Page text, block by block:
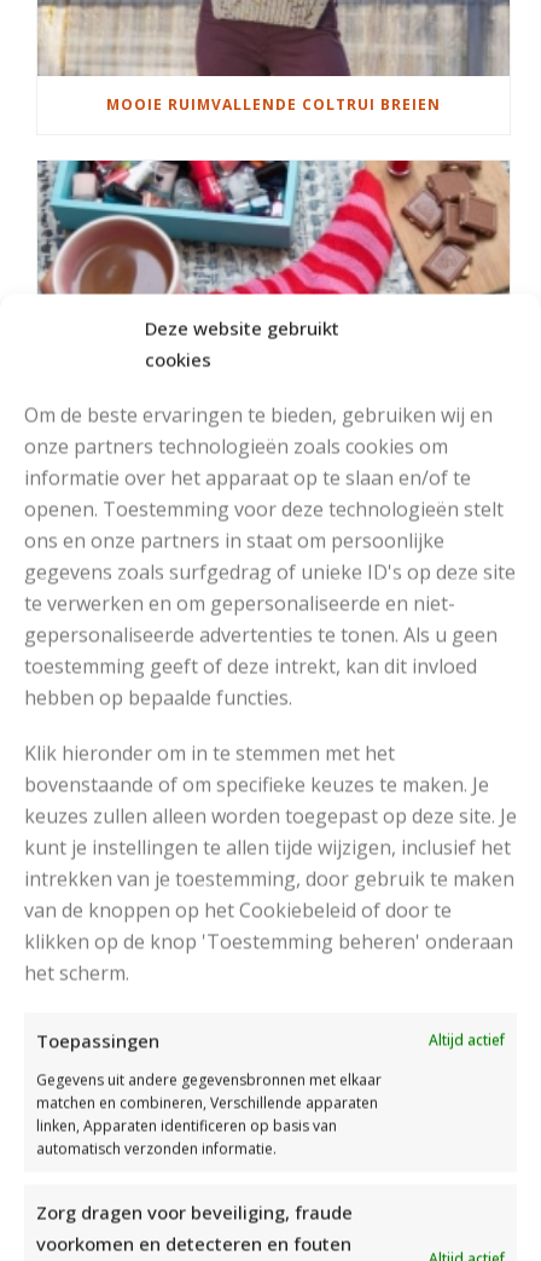
Deze website gebruikt
cookies
Om de beste ervaringen te bieden, gebruiken wij en
onze partners technologieën zoals cookies om
informatie over het apparaat op te slaan en/of te
openen. Toestemming voor deze technologieën stelt
ons en onze partners in staat om persoonlijke
gegevens zoals surfgedrag of unieke ID's op deze site
te verwerken en om gepersonaliseerde en niet-
gepersonaliseerde advertenties te tonen. Als u geen
toestemming geeft of deze intrekt, kan dit invloed
hebben op bepaalde functies.
Klik hieronder om in te stemmen met het
bovenstaande of om specifieke keuzes te maken. Je
keuzes zullen alleen worden toegepast op deze site. Je
kunt je instellingen te allen tijde wijzigen, inclusief het
intrekken van je toestemming, door gebruik te maken
van de knoppen op het Cookiebeleid of door te
klikken op de knop 'Toestemming beheren' onderaan
het scherm.
Toepassingen
Altijd actief
Gegevens uit andere gegevensbronnen met elkaar
matchen en combineren, Verschillende apparaten
linken, Apparaten identificeren op basis van
automatisch verzonden informatie.
Zorg dragen voor beveiliging, fraude
voorkomen en detecteren en fouten
MOOIE RUIMVALLENDE COLTRUI BREIEN
MOOIE DIKGESTREEPTE SOKKEN BREIEN VAN DURABLE GAREN
DAMESJAS BREIEN VAN HEERLIJK ZACHT GAREN